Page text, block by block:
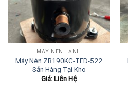
MÁY NÉN LẠNH
Máy Nén ZR190KC-TFD-522
Sẵn Hàng Tại Kho
Giá: Liên Hệ